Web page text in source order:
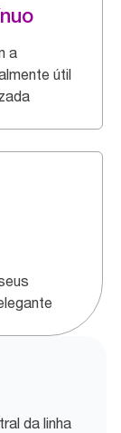
a
útil
da linha